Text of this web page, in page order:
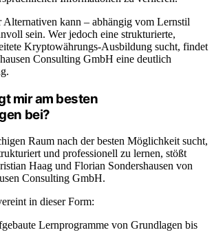
Alternativen kann – abhängig vom Lernstil
sein. Wer jedoch eine strukturierte,
Kryptowährungs-Ausbildung sucht, findet
Consulting GmbH eine deutlich
mir am besten
bei?
Raum nach der besten Möglichkeit sucht,
und professionell zu lernen, stößt
Haag und Florian Sondershausen von
Consulting GmbH.
in dieser Form:
Lernprogramme von Grundlagen bis